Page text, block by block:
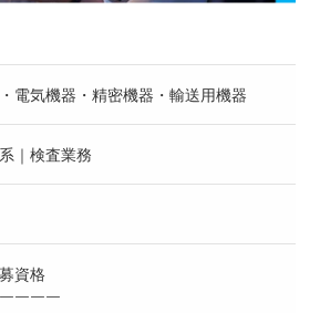
電気機器・精密機器・輸送用機器
｜検査業務
資格
￣￣￣